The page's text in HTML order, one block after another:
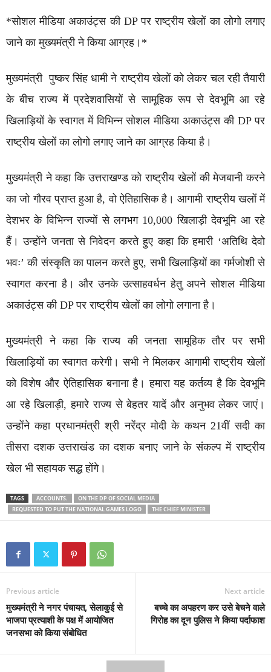
*सोशल मीडिया अकाउंट्स की DP पर राष्ट्रीय खेलों का लोगो लगाए
जाने का मुख्यमंत्री ने किया आग्रह।*
मुख्यमंत्री पुष्कर सिंह धामी ने राष्ट्रीय खेलों को लेकर चल रही तैयारी
के बीच राज्य में प्रदेशवासियों से सामूहिक रूप से देवभूमि आ रहे
खिलाड़ियों के स्वागत में विभिन्न सोशल मीडिया अकाउंट्स की DP पर
राष्ट्रीय खेलों का लोगो लगाए जाने का आग्रह किया है।
मुख्यमंत्री ने कहा कि उत्तराखण्ड को राष्ट्रीय खेलों की मेजबानी करने
का जो गौरव प्राप्त हुआ है, वो ऐतिहासिक है। आगामी राष्ट्रीय खलों में
देशभर के विभिन्न राज्यों से लगभग 10,000 खिलाड़ी देवभूमि आ रहे
हैं। उन्होंने जनता से निवेदन करते हुए कहा कि हमारी ‘अतिथि देवो
भवः’ की संस्कृति का पालन करते हुए, सभी खिलाड़ियों का गर्मजोशी से
स्वागत करना है। और उनके उत्साहवर्धन हेतु अपने सोशल मीडिया
अकाउंट्स की DP पर राष्ट्रीय खेलों का लोगो लगाना है।
मुख्यमंत्री ने कहा कि राज्य की जनता सामूहिक तौर पर सभी
खिलाड़ियों का स्वागत करेगी। सभी ने मिलकर आगामी राष्ट्रीय खेलों
को विशेष और ऐतिहासिक बनाना है। हमारा यह कर्तव्य है कि देवभूमि
आ रहे खिलाड़ी, हमारे राज्य से बेहतर यादें और अनुभव लेकर जाएं।
उन्होंने कहा प्रधानमंत्री श्री नरेंद्र मोदी के कथन 21वीं सदी का
तीसरा दशक उत्तराखंड का दशक बनाए जाने के संकल्प में राष्ट्रीय
खेल भी सहायक सद्ध होंगे।
TAGS ACCOUNTS.
ON THE DP OF SOCIAL MEDIA
REQUESTED TO PUT THE NATIONAL GAMES LOGO
THE CHIEF MINISTER
Previous article
मुख्यमंत्री ने नगर पंचायत, सेलाकुई से
भाजपा प्रत्याशी के पक्ष में आयोजित
जनसभा को किया संबोधित
Next article
बच्चे का अपहरण कर उसे बेचने वाले
गिरोह का दून पुलिस ने किया पर्दाफाश